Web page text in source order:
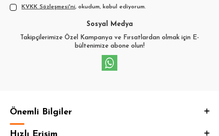
KVKK Sözleşmesi'ni, okudum, kabul ediyorum.
Sosyal Medya
Takipçilerimize Özel Kampanya ve Fırsatlardan olmak için E-
bültenimize abone olun!
Önemli Bilgiler